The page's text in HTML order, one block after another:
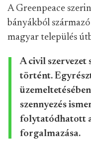
A Greenpeace
bányákból
magyar település
A civil szervezet
történt.
szennyezés
folytatódhatott
forgalmazása.